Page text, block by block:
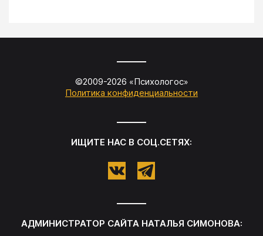
©2009-2026 «Психологос»
Политика конфиденциальности
ИЩИТЕ НАС В СОЦ.СЕТЯХ:
АДМИНИСТРАТОР САЙТА НАТАЛЬЯ СИМОНОВА: